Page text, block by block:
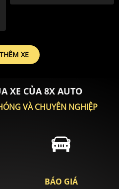
XE
XE CỦA 8X AUTO
VÀ CHUYÊN NGHIỆP
BÁO GIÁ